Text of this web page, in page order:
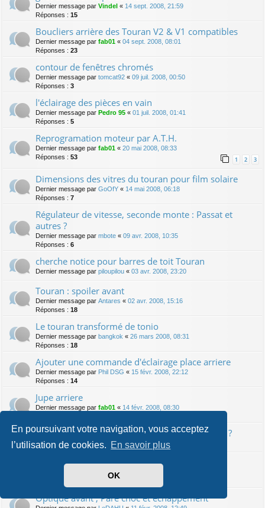
En poursuivant votre navigation, vous acceptez
l’utilisation de cookies. En savoir plus
OK
Dernier message par Vindel « 14 sept. 2008, 21:59
Réponses : 15
Boucliers arrière des Touran V2 & V1 compatibles
Dernier message par fab01 « 04 sept. 2008, 08:01
Réponses : 23
contour de fenêtres chromés
Dernier message par tomcat92 « 09 juil. 2008, 00:50
Réponses : 3
l'éclairage des pièces en vain
Dernier message par Pedro 95 « 01 juil. 2008, 01:41
Réponses : 5
Reprogramation moteur par A.T.H.
Dernier message par fab01 « 20 mai 2008, 08:33
Réponses : 53 1 2 3
Dimensions des vitres du touran pour film solaire
Dernier message par GoOfY « 14 mai 2008, 06:18
Réponses : 7
Régulateur de vitesse, seconde monte : Passat et
autres ?
Dernier message par mbote « 09 avr. 2008, 10:35
Réponses : 6
cherche notice pour barres de toit Touran
Dernier message par piloupilou « 03 avr. 2008, 23:20
Touran : spoiler avant
Dernier message par Antares « 02 avr. 2008, 15:16
Réponses : 18
Le touran transformé de tonio
Dernier message par bangkok « 26 mars 2008, 08:31
Réponses : 18
Ajouter une commande d'éclairage place arriere
Dernier message par Phil DSG « 15 févr. 2008, 22:12
Réponses : 14
Jupe arriere
Dernier message par fab01 « 14 févr. 2008, 08:30
VW Passat : démonter compteur pour anneaux ?
Dernier message parspawn064«13 févr. 2008, 01:54
RUBESCH
Optique avant , Pare choc et echappement